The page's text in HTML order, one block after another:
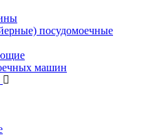
посудомоечные
машин